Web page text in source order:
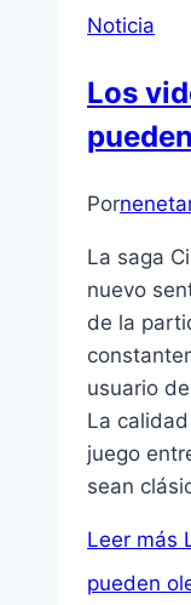
Noticia
Los
Por
La saga
nuevo
de la
usuario
La
juego
sean
Leer más
pueden